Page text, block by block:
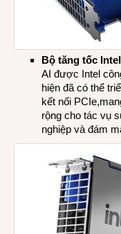
Bộ tăng tốc
AI được Intel
hiện đã có thể
kết nối
rộng cho tác vụ
nghiệp và đám